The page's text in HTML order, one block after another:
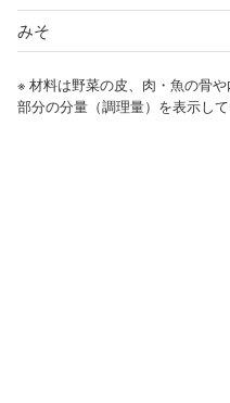
みそ
※ 材料は野菜の皮、肉・魚の骨
部分の分量（調理量）を表示して